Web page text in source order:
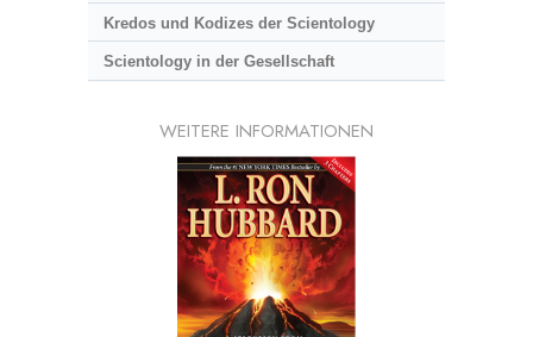
Kredos und Kodizes der Scientology
Scientology in der Gesellschaft
WEITERE INFORMATIONEN